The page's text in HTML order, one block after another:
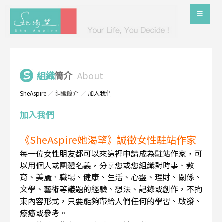
組織簡介 About
SheAspire ／組織簡介 ／加入我們
加入我們
《SheAspire她渴望》誠徵女性駐站作家
每一位女性朋友都可以來這裡申請成為駐站作家，可
以用個人或團體名義，分享您或您組織對時事、教
育、美麗、職場、健康、生活、心靈、理財、關係、
文學、藝術等議題的經驗、想法、記錄或創作，不拘
束內容形式，只要能夠帶給人們任何的學習、啟發、
療癒或參考。